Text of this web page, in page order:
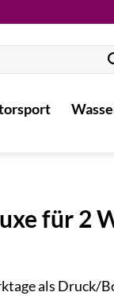
für 2
als Druck/